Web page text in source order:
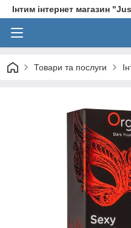
Інтим інтернет магазин
Товари та послуги